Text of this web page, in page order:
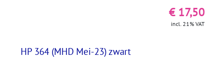
€ 17,50
incl. 21% VAT
HP 364 (MHD Mei-23) zwart